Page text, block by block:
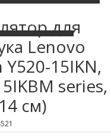
для
Lenovo
Y520-15IKN,
series,
см)